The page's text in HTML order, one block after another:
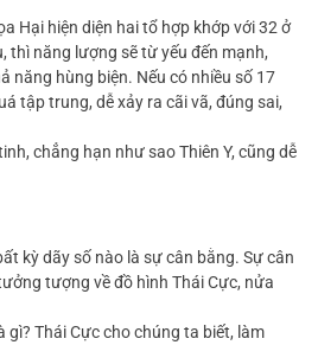
Hại hiện diện hai tổ hợp khớp với 32 ở
thì năng lượng sẽ từ yếu đến mạnh,
năng hùng biện. Nếu có nhiều số 17
tập trung, dễ xảy ra cãi vã, đúng sai,
chẳng hạn như sao Thiên Y, cũng dễ
kỳ dãy số nào là sự cân bằng. Sự cân
tượng về đồ hình Thái Cực, nửa
gì? Thái Cực cho chúng ta biết, làm